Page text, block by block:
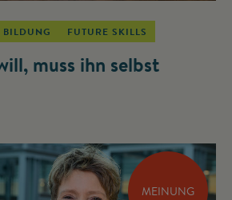
FUTURE SKILLS
muss ihn selbst
MEINUNG